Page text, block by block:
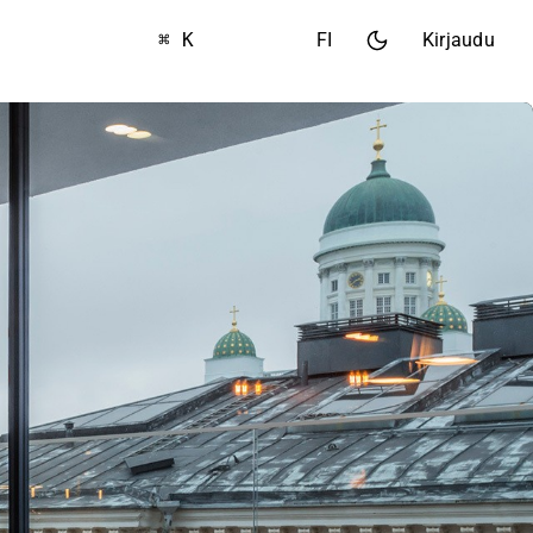
⌘ K FI Kirjaudu